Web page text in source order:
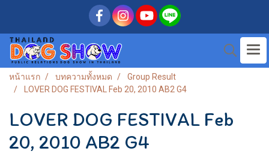
หน้าแรก บทความทั้งหมด
Group Result
LOVER DOG FESTIVAL Feb 20, 2010 AB2 G4
LOVER DOG FESTIVAL Feb
20, 2010 AB2 G4